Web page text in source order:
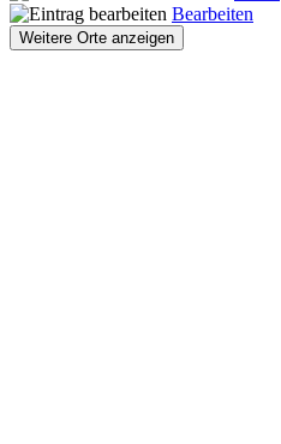
Bearbeiten
Weitere Orte anzeigen